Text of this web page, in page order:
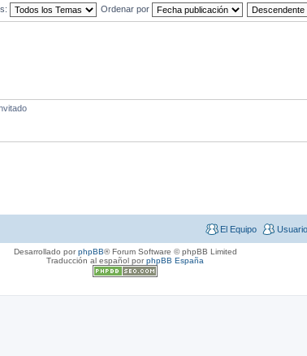
Ordenar por
El Equipo
Desarrollado porphpBB® Forum Software © phpBB Limited
Traducción al español porphpBB España